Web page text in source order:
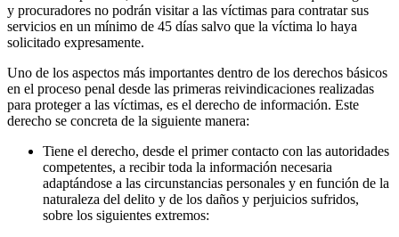
y procuradores no podrán visitar a las víctimas para contratar sus
servicios en un mínimo de 45 días salvo que la víctima lo haya
solicitado expresamente.
Uno de los aspectos más importantes dentro de los derechos básicos
en el proceso penal desde las primeras reivindicaciones realizadas
para proteger a las víctimas, es el derecho de información. Este
derecho se concreta de la siguiente manera:
Tiene el derecho, desde el primer contacto con las autoridades
competentes, a recibir toda la información necesaria
adaptándose a las circunstancias personales y en función de la
naturaleza del delito y de los daños y perjuicios sufridos,
sobre los siguientes extremos: